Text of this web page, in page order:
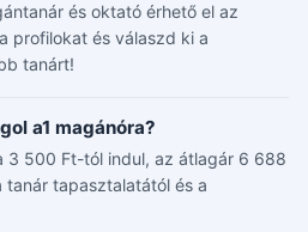
és oktató érhető el az
profilokat és válaszd ki a
tanárt!
a1 magánóra?
3 500 Ft-tól indul, az átlagár 6 688
tapasztalatától és a